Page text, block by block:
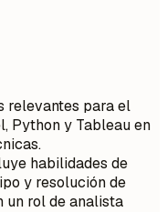
relevantes para el
Python y Tableau en
habilidades de
y resolución de
un rol de analista